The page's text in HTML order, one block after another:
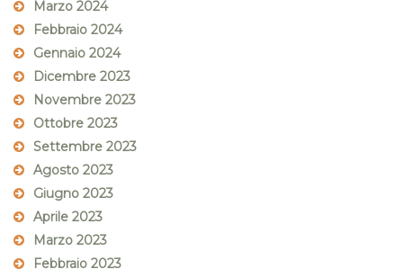
Marzo 2024
Febbraio 2024
Gennaio 2024
Dicembre 2023
Novembre 2023
Ottobre 2023
Settembre 2023
Agosto 2023
Giugno 2023
Aprile 2023
Marzo 2023
Febbraio 2023